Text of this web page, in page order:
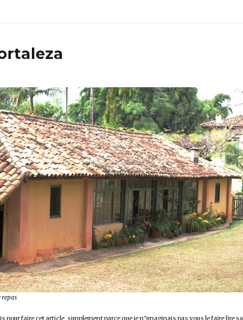
repas
pour faire cet article, simplement parce que je n’imaginais pas vous le faire lire